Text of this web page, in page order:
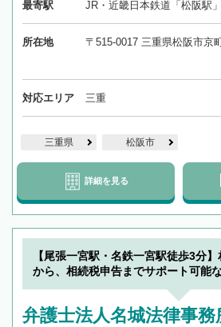
最寄駅 JR・近畿日本鉄道「松阪駅
所在地 〒515-0017 三重県松阪市京
対応エリア 三重
三重県 松阪市
詳細を見る
【尾張一宮駅・名鉄一宮駅徒歩3分
から、相続税申告までサポート可能
弁護士法人名城法律事